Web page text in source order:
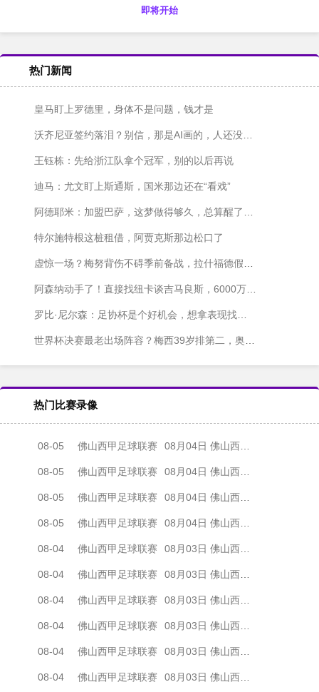
即将开始
热门新闻
皇马盯上罗德里，身体不是问题，钱才是
沃齐尼亚签约落泪？别信，那是AI画的，人还没签字呢
王钰栋：先给浙江队拿个冠军，别的以后再说
迪马：尤文盯上斯通斯，国米那边还在“看戏”
阿德耶米：加盟巴萨，这梦做得够久，总算醒了？不对，是成了！
特尔施特根这桩租借，阿贾克斯那边松口了
虚惊一场？梅努背伤不碍季前备战，拉什福德假期结束也快归队了
阿森纳动手了！直接找纽卡谈吉马良斯，6000万镑砸过去
罗比·尼尔森：足协杯是个好机会，想拿表现找回自己
世界杯决赛最老出场阵容？梅西39岁排第二，奥塔门迪差一点
热门比赛录像
08-05 佛山西甲足球联赛 08月04日 佛山西甲足球联赛32强淘汰赛 肇庆恒骏成 VS 三七互娱 全场录像
08-05 佛山西甲足球联赛 08月04日 佛山西甲足球联赛32强淘汰赛 广东西南建设 VS 香港圣徒 全场录像
08-05 佛山西甲足球联赛 08月04日 佛山西甲足球联赛32强淘汰赛 贪玩游戏 VS 美的薪火 全场录像
08-05 佛山西甲足球联赛 08月04日 佛山西甲足球联赛32强淘汰赛 藝品高國際 VS 湛江狂狼·粵辉能源 全场录像
08-04 佛山西甲足球联赛 08月03日 佛山西甲足球联赛32强淘汰赛 广东客家青年 VS 广州英华思力U17 全场录像
08-04 佛山西甲足球联赛 08月03日 佛山西甲足球联赛32强淘汰赛 广州求信 VS 顺德新青年 全场录像
08-04 佛山西甲足球联赛 08月03日 佛山西甲足球联赛32强淘汰赛 大塘控股 VS 茂名市点都得 全场录像
08-04 佛山西甲足球联赛 08月03日 佛山西甲足球联赛32强淘汰赛 广东凤铝 VS 湛江八部科技 全场录像
08-04 佛山西甲足球联赛 08月03日 佛山西甲足球联赛32强淘汰赛 广州蜀地红 VS 广州戴拿模 全场录像
08-04 佛山西甲足球联赛 08月03日 佛山西甲足球联赛32强淘汰赛 三水乐民兴健力宝 VS 中国澳门澳科精英 全场录像